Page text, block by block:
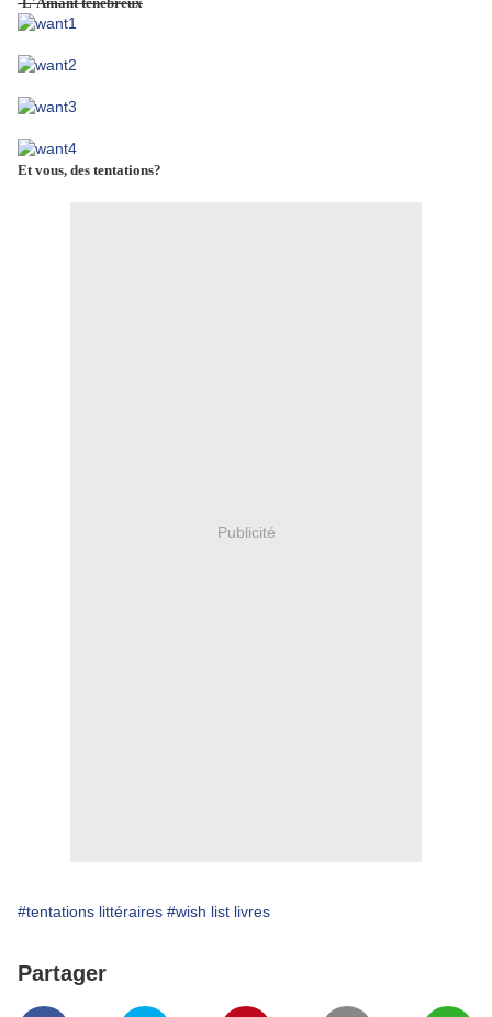
Et vous, des tentations?
Publicité
#tentations littéraires #wish list livres
Partager